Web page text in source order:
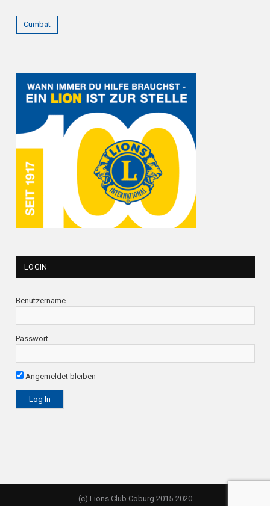
Cumbat
LOGIN
Benutzername
Passwort
Angemeldet bleiben
(c) Lions Club Coburg 2015-2020